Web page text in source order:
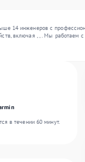
14 инженеров с
включая , , . Мы работаем
в течении 60 минут.